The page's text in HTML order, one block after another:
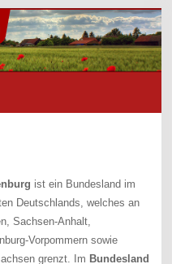
ist ein Bundesland im
Deutschlands, welches an
Sachsen-Anhalt,
Vorpommern sowie
grenzt. Im Bundesland